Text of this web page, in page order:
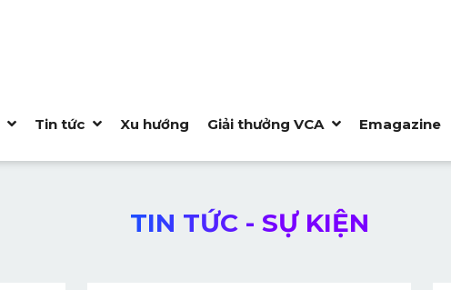
Tin tức Xu hướng Giải thưởng VCA Emagazine
TIN TỨC - SỰ KIỆN